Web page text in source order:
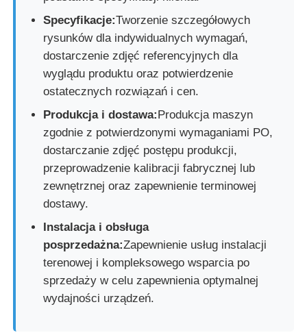
Specyfikacje:Tworzenie szczegółowych
rysunków dla indywidualnych wymagań,
dostarczenie zdjęć referencyjnych dla
wyglądu produktu oraz potwierdzenie
ostatecznych rozwiązań i cen.
Produkcja i dostawa:Produkcja maszyn
zgodnie z potwierdzonymi wymaganiami PO,
dostarczanie zdjęć postępu produkcji,
przeprowadzenie kalibracji fabrycznej lub
zewnętrznej oraz zapewnienie terminowej
dostawy.
Instalacja i obsługa
posprzedażna:Zapewnienie usług instalacji
terenowej i kompleksowego wsparcia po
sprzedaży w celu zapewnienia optymalnej
wydajności urządzeń.